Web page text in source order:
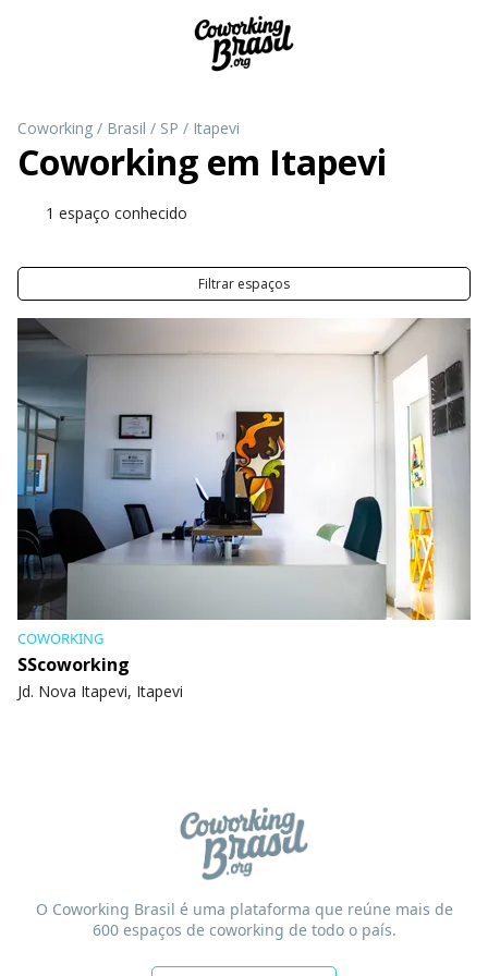
Coworking / Brasil / SP / Itapevi
Coworking em Itapevi
1 espaço conhecido
Filtrar espaços
COWORKING
SScoworking
Jd. Nova Itapevi, Itapevi
O Coworking Brasil é uma plataforma que reúne mais de
600 espaços de coworking de todo o país.